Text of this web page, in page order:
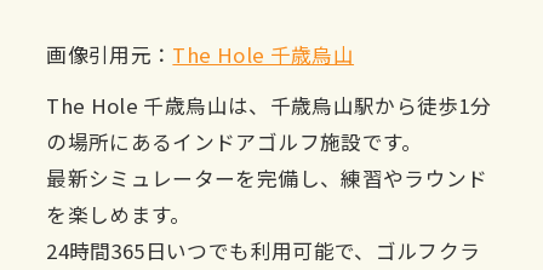
画像引用元： The Hole 千歳烏山
The Hole 千歳烏山は、千歳烏山駅から徒歩1分
の場所にあるインドアゴルフ施設です。
最新シミュレーターを完備し、練習やラウンド
を楽しめます。
24時間365日いつでも利用可能で、ゴルフクラ